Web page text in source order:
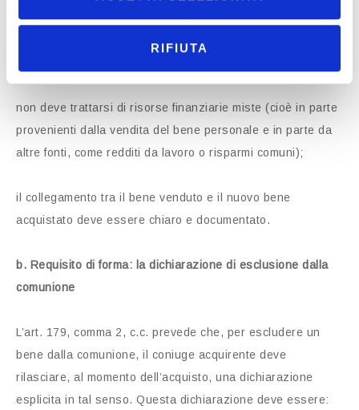
RIFIUTA
non deve trattarsi di risorse finanziarie miste (cioè in parte
provenienti dalla vendita del bene personale e in parte da
altre fonti, come redditi da lavoro o risparmi comuni);
il collegamento tra il bene venduto e il nuovo bene
acquistato deve essere chiaro e documentato.
b. Requisito di forma: la dichiarazione di esclusione dalla
comunione
L’art. 179, comma 2, c.c. prevede che, per escludere un
bene dalla comunione, il coniuge acquirente deve
rilasciare, al momento dell’acquisto, una dichiarazione
esplicita in tal senso. Questa dichiarazione deve essere: